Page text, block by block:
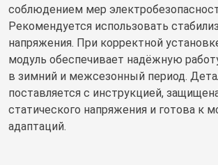
соблюдением мер
Рекомендуется использовать
напряжения. При корректной
модуль обеспечивает надёжную
в зимний и межсезонный период.
поставляется с инструкцией,
статического напряжения и готова к
адаптаций.